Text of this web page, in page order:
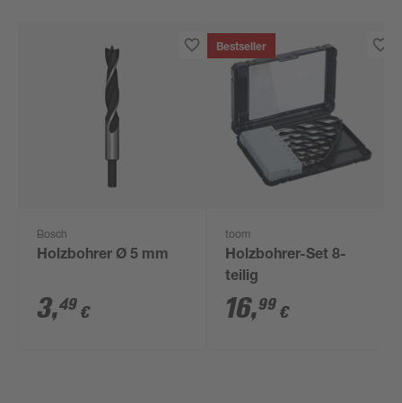
Bosch
Holzbohrer Ø 5 mm
3,49 €
Bestseller
toom
Holzbohrer-Set 8-
teilig
16,99 €